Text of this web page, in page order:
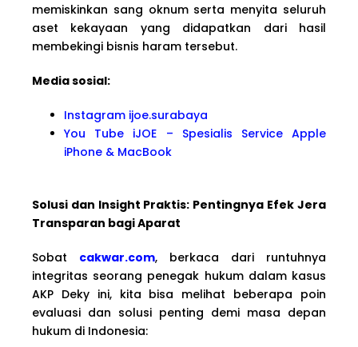
memiskinkan sang oknum serta menyita seluruh
aset kekayaan yang didapatkan dari hasil
membekingi bisnis haram tersebut.
Media sosial:
Instagram ijoe.surabaya
You Tube iJOE – Spesialis Service Apple
iPhone & MacBook
Solusi dan Insight Praktis: Pentingnya Efek Jera
Transparan bagi Aparat
Sobat cakwar.com, berkaca dari runtuhnya
integritas seorang penegak hukum dalam kasus
AKP Deky ini, kita bisa melihat beberapa poin
evaluasi dan solusi penting demi masa depan
hukum di Indonesia: